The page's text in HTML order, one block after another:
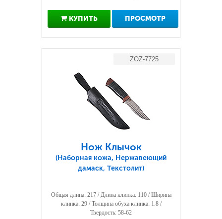
КУПИТЬ ПРОСМОТР
ZOZ-7725
Нож Клычок
(Наборная кожа, Нержавеющий
дамаск, Текстолит)
Общая длина: 217 / Длина клинка: 110 / Ширина
клинка: 29 / Толщина обуха клинка: 1.8 /
Твердость: 58-62